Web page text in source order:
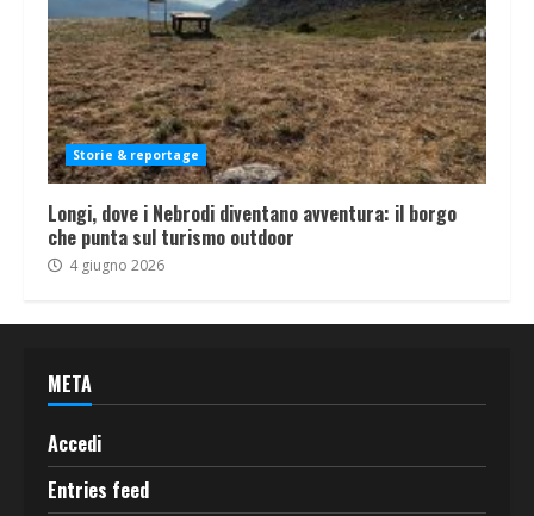
Storie & reportage
Longi, dove i Nebrodi diventano avventura: il borgo
che punta sul turismo outdoor
4 giugno 2026
META
Accedi
Entries feed